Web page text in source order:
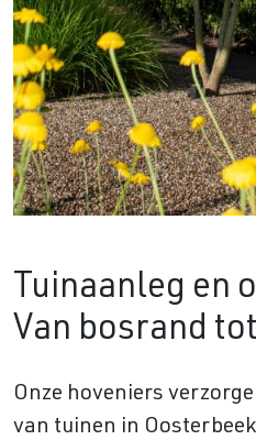
Tuinaanleg en
Van bosrand
Onze hoveniers
van tuinen in